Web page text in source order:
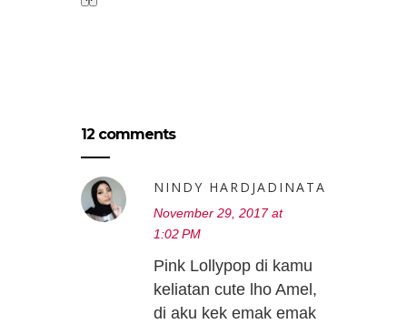
12 comments
NINDY HARDJADINATA
November 29, 2017 at
1:02 PM
Pink Lollypop di kamu
keliatan cute lho Amel,
di aku kek emak emak